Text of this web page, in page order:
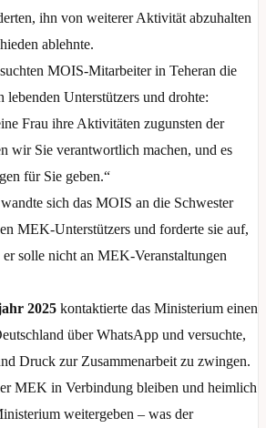
ihn von weiterer Aktivität abzuhalten
ablehnte.
MOIS-Mitarbeiter in Teheran die
lebenden Unterstützers und drohte:
Frau ihre Aktivitäten zugunsten der
wir Sie verantwortlich machen, und es
für Sie geben.“
wandte sich das MOIS an die Schwester
MEK-Unterstützers und forderte sie auf,
solle nicht an MEK-Veranstaltungen
2025 kontaktierte das Ministerium einen
über WhatsApp und versuchte,
Druck zur Zusammenarbeit zu zwingen.
MEK in Verbindung bleiben und heimlich
weitergeben – was der